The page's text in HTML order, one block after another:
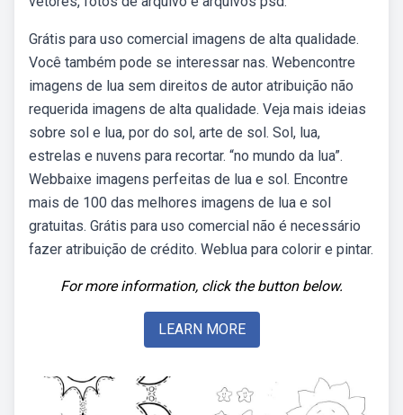
Grátis para uso comercial imagens de alta qualidade.
Você também pode se interessar nas. Webencontre
imagens de lua sem direitos de autor atribuição não
requerida imagens de alta qualidade. Veja mais ideias
sobre sol e lua, por do sol, arte de sol. Sol, lua,
estrelas e nuvens para recortar. “no mundo da lua”.
Webbaixe imagens perfeitas de lua e sol. Encontre
mais de 100 das melhores imagens de lua e sol
gratuitas. Grátis para uso comercial não é necessário
fazer atribuição de crédito. Weblua para colorir e pintar.
For more information, click the button below.
LEARN MORE